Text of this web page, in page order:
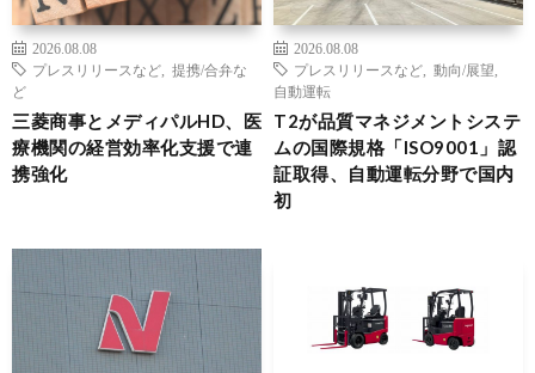
2026.08.08
プレスリリースなど
提携/合弁な
ど
三菱商事とメディパルHD、医
療機関の経営効率化支援で連
携強化
2026.08.08
プレスリリースなど
動向/展望
自動運転
T2が品質マネジメントシステ
ムの国際規格「ISO9001」認
証取得、自動運転分野で国内
初